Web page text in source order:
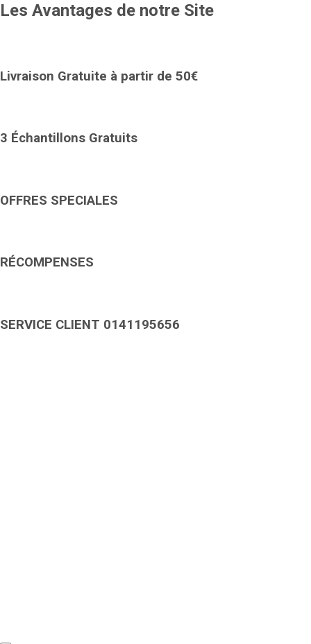
Les Avantages de notre Site
Livraison Gratuite à partir de 50€
3 Échantillons Gratuits
OFFRES SPECIALES
RÉCOMPENSES
SERVICE CLIENT 0141195656